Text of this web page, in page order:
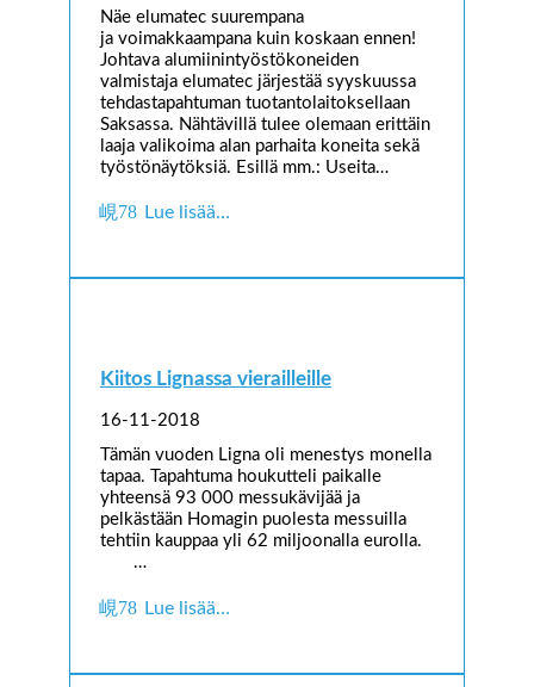
Näe elumatec suurempana
ja voimakkaampana kuin koskaan ennen!
Johtava alumiinintyöstökoneiden
valmistaja elumatec järjestää syyskuussa
tehdastapahtuman tuotantolaitoksellaan
Saksassa. Nähtävillä tulee olemaan erittäin
laaja valikoima alan parhaita koneita sekä
työstönäytöksiä. Esillä mm.: Useita…
Lue lisää…
Kiitos Lignassa vierailleille
16-11-2018
Tämän vuoden Ligna oli menestys monella
tapaa. Tapahtuma houkutteli paikalle
yhteensä 93 000 messukävijää ja
pelkästään Homagin puolesta messuilla
tehtiin kauppaa yli 62 miljoonalla eurolla.
…
Lue lisää…